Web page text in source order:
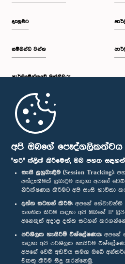
අපි ඔබගේ පෞද්ගලිකත්වය
"හරි" ක්ලික් කිරීමෙන්, ඔබ පහත
සැසි ලුහුබැඳීම (Session Tracking):
අත්දැකීමක් ලබාදීම සඳහා අපගේ
නිරීක්ෂණය කිරීමට අපි සැසි භාවිතා
දත්ත සටහන් කිරීම: අපගේ සේවාවන්හි
සහතික කිරීම සඳහා අපි ඔබගේ IP
අනෙකුත් අදාළ දත්ත සටහන්
පරිශීලක හැසිරීම් විශ්ලේෂණය: අපගේ
සඳහා අපි පරිශීලක හැසිරීම
අපගේ වෙබ් අඩවිය සමඟ ඔබේ
එකතු කිරීම සිදු කරන්නෙමු.
දැනුමට
සම්බන්ධ වන්න
පාර්ලි‌මේන්තුවේ මන්ත්‍රීවරු
මුල් පිටුව
පාර්ලිමේන්තු ජංගම යෙදුම
අප හා සම්බන්ධ වී සිටින්න :
සම්මාන
පෞද්ගලිකත්ව ප්‍රතිපත්තිය